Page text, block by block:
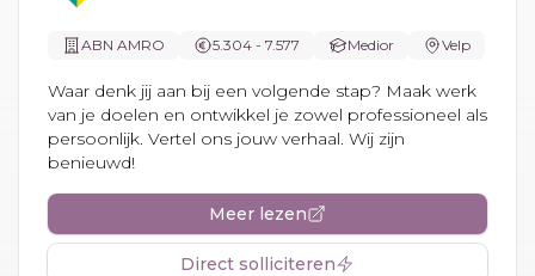
ABN AMRO 5.304 - 7.577 Medior Velp
Waar denk jij aan bij een volgende stap? Maak werk
van je doelen en ontwikkel je zowel professioneel als
persoonlijk. Vertel ons jouw verhaal. Wij zijn
benieuwd!
Meer lezen
Direct solliciteren